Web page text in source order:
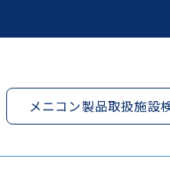
メニコン製品取扱施設